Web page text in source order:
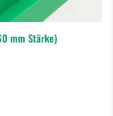
mm Stärke)